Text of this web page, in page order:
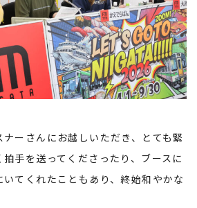
ーさんにお越しいただき、とても緊
手を送ってくださったり、ブースに
てくれたこともあり、終始和やかな